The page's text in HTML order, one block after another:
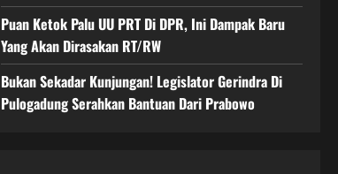
Puan Ketok Palu UU PRT Di DPR, Ini Dampak Baru
Yang Akan Dirasakan RT/RW
Bukan Sekadar Kunjungan! Legislator Gerindra Di
Pulogadung Serahkan Bantuan Dari Prabowo